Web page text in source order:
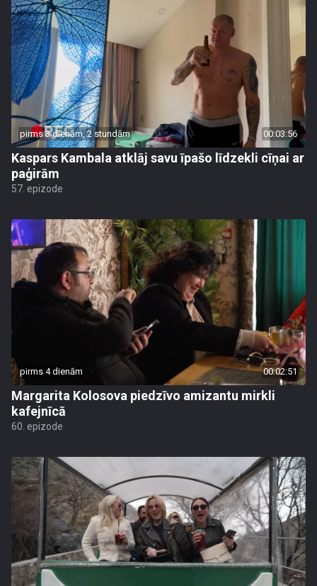
pirms 3 dienām, 2 stundām 00:03:56
Kaspars Kambala atklāj savu īpašo līdzekli cīņai ar
paģirām
57. epizode
pirms 4 dienām 00:02:51
Margarita Kolosova piedzīvo amizantu mirkli
kafejnīcā
60. epizode